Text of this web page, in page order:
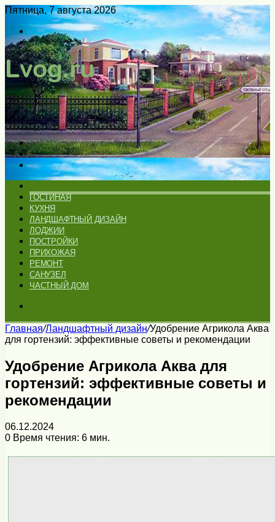
Пятница, 7 августа 2026
Войти
Switch
skin
Меню
Искать
Switch
skin
ГОСТИНАЯ
КУХНЯ
ЛАНДШАФТНЫЙ ДИЗАЙН
ЛОДЖИИ
ПОСТРОЙКИ
ПРИХОЖАЯ
РЕМОНТ
САНУЗЕЛ
ЧАСТНЫЙ ДОМ
Главная/Ландшафтный дизайн/Удобрение Агрикола Аква
для гортензий: эффективные советы и рекомендации
Удобрение Агрикола Аква для
гортензий: эффективные советы и
рекомендации
06.12.2024
0 Время чтения: 6 мин.